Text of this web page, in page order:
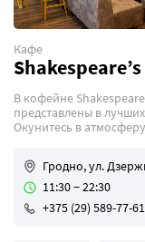
Кафе
В кофейне
представлены в
Окунитесь в
Гродно, ул.
11:30 − 22:30
+375 (29) 589-77-61